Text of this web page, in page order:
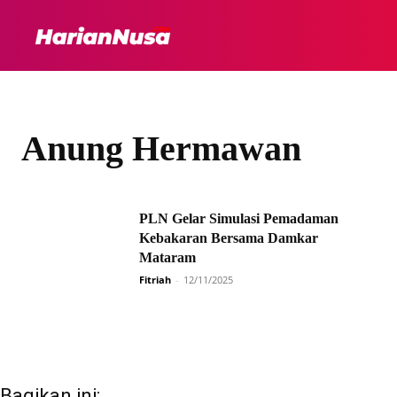
Anung Hermawan
PLN Gelar Simulasi Pemadaman
Kebakaran Bersama Damkar
Mataram
Fitriah - 12/11/2025